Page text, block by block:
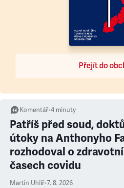
Přejít do
Komentář•4 minuty
Patříš před soud,
útoky na Anthonyho
rozhodoval o
časech covidu
Martin Uhlíř•7. 8. 2026